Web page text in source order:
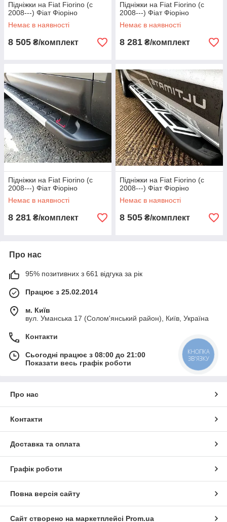
Підніжки на Fiat Fiorino (c
2008---) Фіат Фіоріно
Немає в наявності
8 505 ₴/комплект
Підніжки на Fiat Fiorino (c
2008---) Фіат Фіоріно
Немає в наявності
8 281 ₴/комплект
Підніжки на Fiat Fiorino (c
2008---) Фіат Фіоріно
Немає в наявності
8 281 ₴/комплект
Підніжки на Fiat Fiorino (c
2008---) Фіат Фіоріно
Немає в наявності
8 505 ₴/комплект
Про нас
95% позитивних з 661 відгука за рік
Працює з 25.02.2014
м. Київ
вул. Уманська 17 (Солом'янський район), Київ, Україна
Контакти
Сьогодні працює з 08:00 до 21:00
Показати весь графік роботи
Про нас
Контакти
Доставка та оплата
Графік роботи
Повна версія сайту
Сайт створено на маркетплейсі Prom.ua
КНОПКА
ЗВ'ЯЗКУ